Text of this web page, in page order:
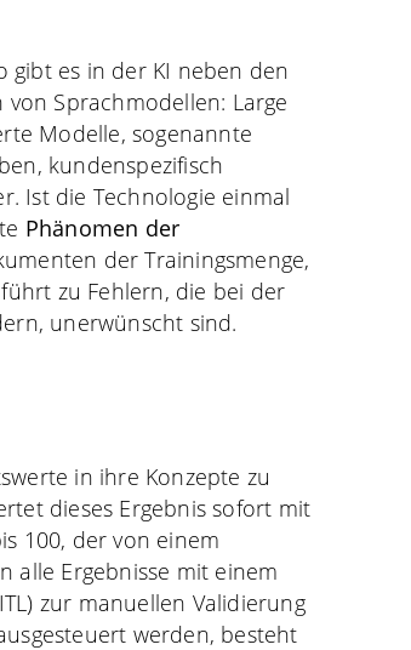
gibt es in der KI neben den
Sprachmodellen: Large
Modelle, sogenannte
kundenspezifisch
Ist die Technologie einmal
Phänomen der
der Trainingsmenge,
zu Fehlern, die bei der
unerwünscht sind.
in ihre Konzepte zu
dieses Ergebnis sofort mit
100, der von einem
alle Ergebnisse mit einem
zur manuellen Validierung
werden, besteht